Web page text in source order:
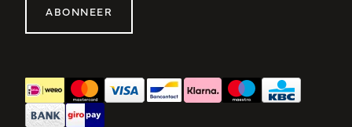
ABONNEER